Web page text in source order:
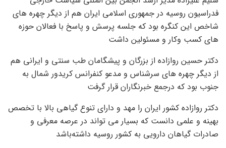
فدراسیون روسیه در جمهوری اسلامی ایران هم از دیگر چهره های
شاخص این کنگره بود که جلسه پرسش و پاسخ با فعالان حوزه
های کسب وکار و مسئولین داشت
دکتر حسین روازاده از بزرگان و پیشگامان طب سنتی و ایرانی هم
از دیگر چهره های سرشناس و مدعو کنفرانس کریدور شمال به
جنوب بود که درجمع خبرنگاران قرار گرفت
دکتر روازاده کشور ایران را مهد و دارای تنوع گیاهی بالا با تخصص
بهینه و علمی دانست که بسیار می تواند در عرصه معرفی و
صادرات گیاهان دارویی به کشور روسیه داشته‌باشد